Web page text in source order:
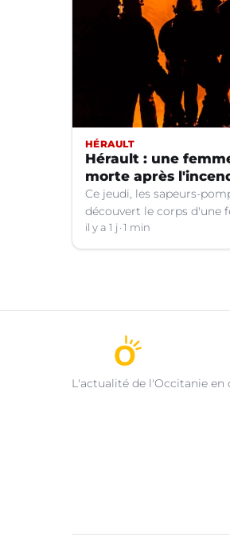
HÉRAULT
Hérault : une
morte après
Ce jeudi, les sapeurs-
découvert le corps d'une
décombres de sa maison
Cazouls-lès-Béziers
il y a 1 j 1 min
L'actualité de l'Occitanie en